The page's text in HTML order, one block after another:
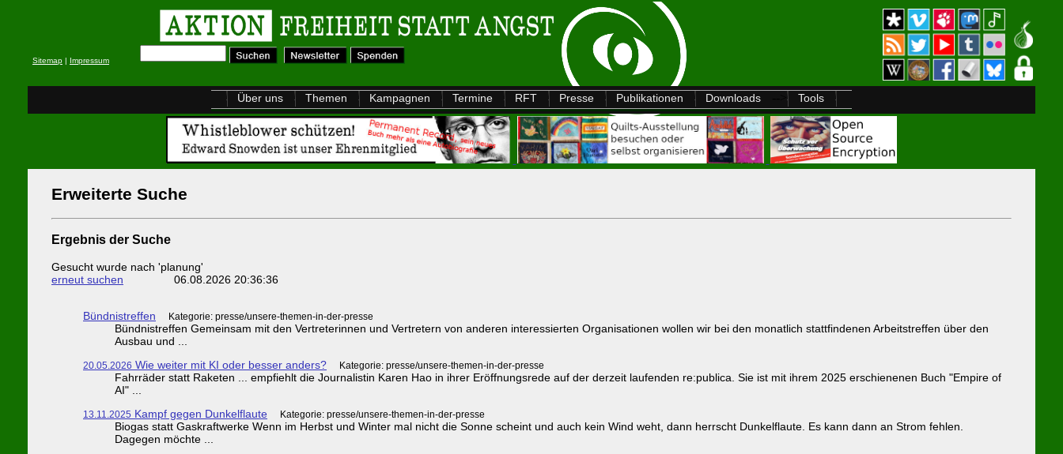
Sitemap | Impressum
Über uns Themen Kampagnen Termine RFT Presse Publikationen Downloads Tools
Erweiterte Suche
Ergebnis der Suche
Gesucht wurde nach 'planung'
erneut suchen 06.08.2026 20:36:36
Bündnistreffen Kategorie: presse/unsere-themen-in-der-presse
Bündnistreffen Gemeinsam mit den Vertreterinnen und Vertretern von anderen interessierten Organisationen wollen wir bei den monatlich stattfindenen Arbeitstreffen über den
Ausbau und ...
20.05.2026 Wie weiter mit KI oder besser anders? Kategorie: presse/unsere-themen-in-der-presse
Fahrräder statt Raketen ... empfiehlt die Journalistin Karen Hao in ihrer Eröffnungsrede auf der derzeit laufenden re:publica. Sie ist mit ihrem 2025 erschienenen Buch "Empire of
AI" ...
13.11.2025 Kampf gegen Dunkelflaute Kategorie: presse/unsere-themen-in-der-presse
Biogas statt Gaskraftwerke Wenn im Herbst und Winter mal nicht die Sonne scheint und auch kein Wind weht, dann herrscht Dunkelflaute. Es kann dann an Strom fehlen.
Dagegen möchte ...